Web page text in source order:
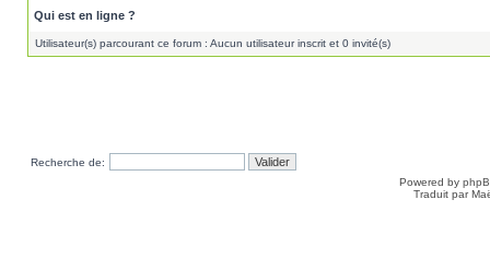
Qui est en ligne ?
Utilisateur(s) parcourant ce forum : Aucun utilisateur inscrit et 0 invité(s)
Recherche de:
Powered by
Traduit par